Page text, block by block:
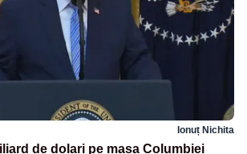
Ionuț Nichita
de dolari pe masa Columbiei